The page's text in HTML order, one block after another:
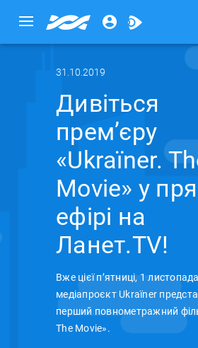
31.10.2019
Дивіться
прем’єру
«Ukraïner.
Movie» у
ефірі на
Ланет.TV!
Вже цієї п’ятниці, 1
медіапроєкт Ukraїner
перший повнометражний
The Movie».